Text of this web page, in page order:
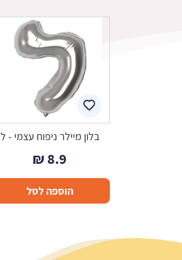
בלון מיילר ניפוח עצמי - ל
8.9
₪
הוספה לסל